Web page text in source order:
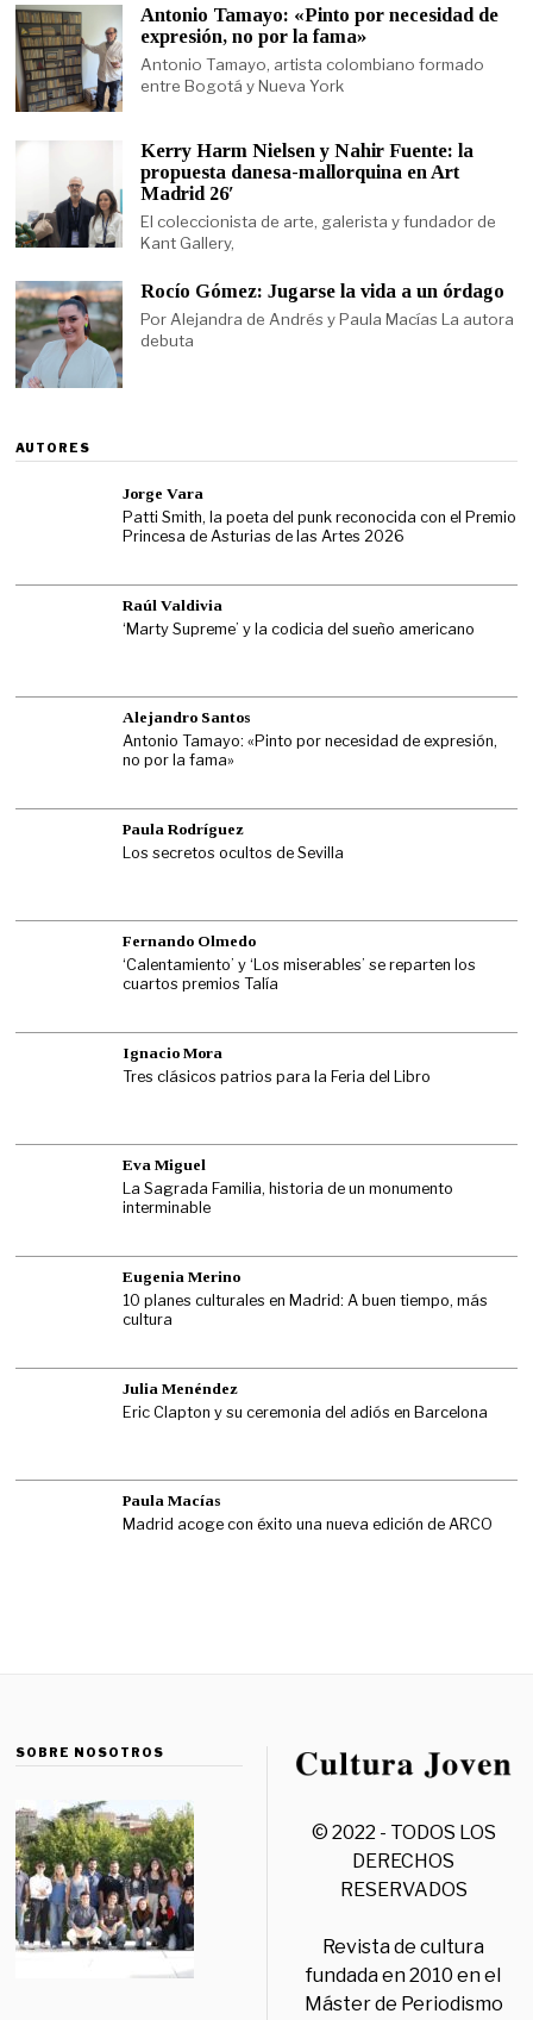
Antonio Tamayo: «Pinto por necesidad de
expresión, no por la fama»
Antonio Tamayo, artista colombiano formado
entre Bogotá y Nueva York
Kerry Harm Nielsen y Nahir Fuente: la
propuesta danesa-mallorquina en Art
Madrid 26′
El coleccionista de arte, galerista y fundador de
Kant Gallery,
Rocío Gómez: Jugarse la vida a un órdago
Por Alejandra de Andrés y Paula Macías La autora
debuta
AUTORES
Jorge Vara
Patti Smith, la poeta del punk reconocida con el Premio
Princesa de Asturias de las Artes 2026
Raúl Valdivia
‘Marty Supreme’ y la codicia del sueño americano
Alejandro Santos
Antonio Tamayo: «Pinto por necesidad de expresión,
no por la fama»
Paula Rodríguez
Los secretos ocultos de Sevilla
Fernando Olmedo
‘Calentamiento’ y ‘Los miserables’ se reparten los
cuartos premios Talía
Ignacio Mora
Tres clásicos patrios para la Feria del Libro
Eva Miguel
La Sagrada Familia, historia de un monumento
interminable
Eugenia Merino
10 planes culturales en Madrid: A buen tiempo, más
cultura
Julia Menéndez
Eric Clapton y su ceremonia del adiós en Barcelona
Paula Macías
Madrid acoge con éxito una nueva edición de ARCO
SOBRE NOSOTROS
© 2022 - TODOS LOS
DERECHOS
RESERVADOS
Revista de cultura
fundada en 2010 en el
Máster de Periodismo